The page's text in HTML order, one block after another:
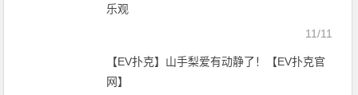
乐观
11/11
【EV扑克】山手梨爱有动静了！【EV扑克官
网】